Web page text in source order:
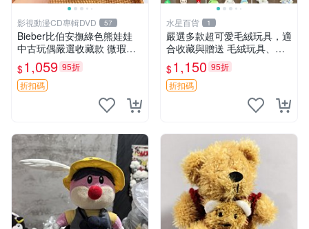
影視動漫CD專輯DVD 57
Bieber比伯安撫綠色熊娃娃
中古玩偶嚴選收藏款 微瑕輕
度使用 Bieber綠熊娃娃 中古
玩偶 微瑕
$1,059 95折
折扣碼
水星百貨 1
嚴選多款超可愛毛絨玩具，適
合收藏與贈送 毛絨玩具、抱
枕、公仔
$1,150 95折
折扣碼